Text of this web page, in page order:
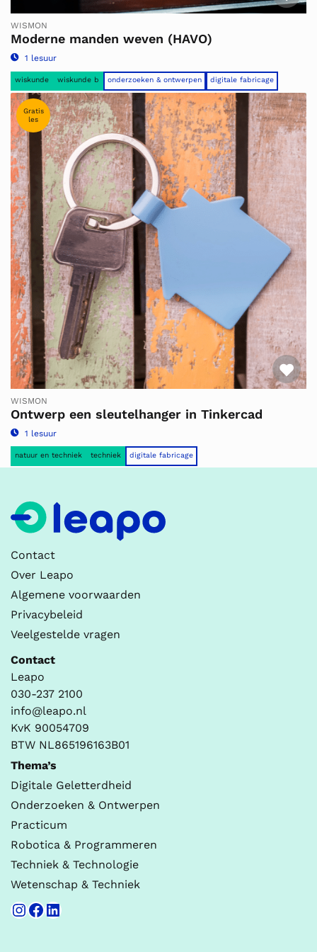
WISMON
Moderne manden weven (HAVO)
1 lesuur
wiskunde wiskunde b onderzoeken & ontwerpen digitale fabricage
Gratis
les
WISMON
Ontwerp een sleutelhanger in Tinkercad
1 lesuur
natuur en techniek techniek digitale fabricage
Contact
Over Leapo
Algemene voorwaarden
Privacybeleid
Veelgestelde vragen
Contact
Leapo
030-237 2100
info@leapo.nl
KvK 90054709
BTW NL865196163B01
Thema’s
Digitale Geletterdheid
Onderzoeken & Ontwerpen
Practicum
Robotica & Programmeren
Techniek & Technologie
Wetenschap & Techniek
Instagram
Facebook
LinkedIn